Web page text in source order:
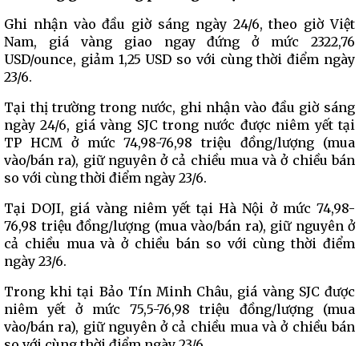
Ghi nhận vào đầu giờ sáng ngày 24/6, theo giờ Việt
Nam, giá vàng giao ngay đứng ở mức 2322,76
USD/ounce, giảm 1,25 USD so với cùng thời điểm ngày
23/6.
Tại thị trường trong nước, ghi nhận vào đầu giờ sáng
ngày 24/6, giá vàng SJC trong nước được niêm yết tại
TP HCM ở mức 74,98-76,98 triệu đồng/lượng (mua
vào/bán ra), giữ nguyên ở cả chiều mua và ở chiều bán
so với cùng thời điểm ngày 23/6.
Tại DOJI, giá vàng niêm yết tại Hà Nội ở mức 74,98-
76,98 triệu đồng/lượng (mua vào/bán ra), giữ nguyên ở
cả chiều mua và ở chiều bán so với cùng thời điểm
ngày 23/6.
Trong khi tại Bảo Tín Minh Châu, giá vàng SJC được
niêm yết ở mức 75,5-76,98 triệu đồng/lượng (mua
vào/bán ra), giữ nguyên ở cả chiều mua và ở chiều bán